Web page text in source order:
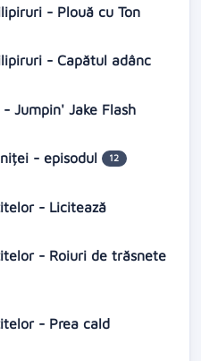
- Plouă cu Ton
- Capătul adânc
Jumpin' Jake Flash
- episodul 12
- Licitează
- Roiuri de trăsnete
- Prea cald